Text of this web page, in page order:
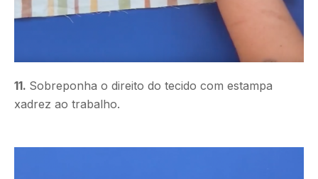
11. Sobreponha o direito do tecido com estampa
xadrez ao trabalho.